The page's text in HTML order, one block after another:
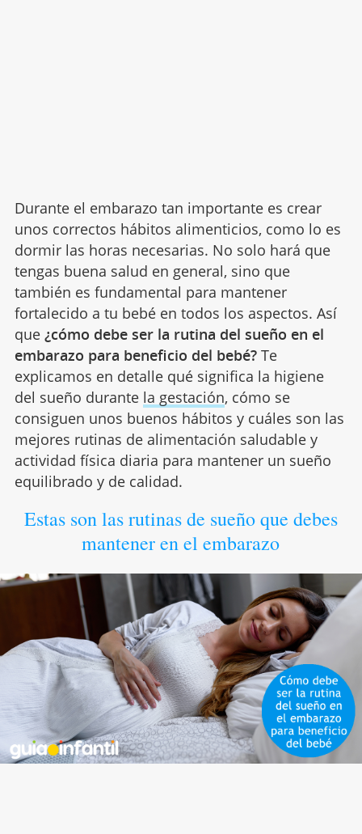
Durante el embarazo tan importante es crear
unos correctos hábitos alimenticios, como lo es
dormir las horas necesarias. No solo hará que
tengas buena salud en general, sino que
también es fundamental para mantener
fortalecido a tu bebé en todos los aspectos. Así
que ¿cómo debe ser la rutina del sueño en el
embarazo para beneficio del bebé?Te
explicamos en detalle qué significa la higiene
del sueño durante la gestación, cómo se
consiguen unos buenos hábitos y cuáles son las
mejores rutinas de alimentación saludable y
actividad física diaria para mantener un sueño
equilibrado y de calidad.
Estas son las rutinas de sueño que debes
mantener en el embarazo